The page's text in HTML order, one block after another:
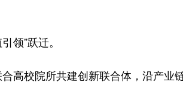
”跃迁。
高校院所共建创新联合体，沿产业